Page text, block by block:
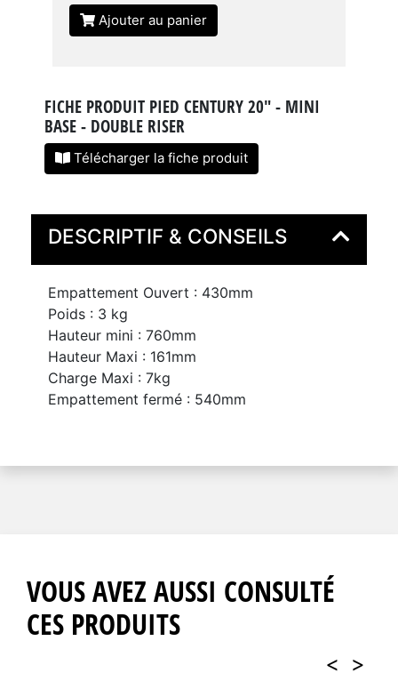
Ajouter au panier
FICHE PRODUIT PIED CENTURY 20" - MINI
BASE - DOUBLE RISER
Télécharger la fiche produit
DESCRIPTIF & CONSEILS
Empattement Ouvert : 430mm
Poids : 3 kg
Hauteur mini : 760mm
Hauteur Maxi : 161mm
Charge Maxi : 7kg
Empattement fermé : 540mm
VOUS AVEZ AUSSI CONSULTÉ
CES PRODUITS
< >